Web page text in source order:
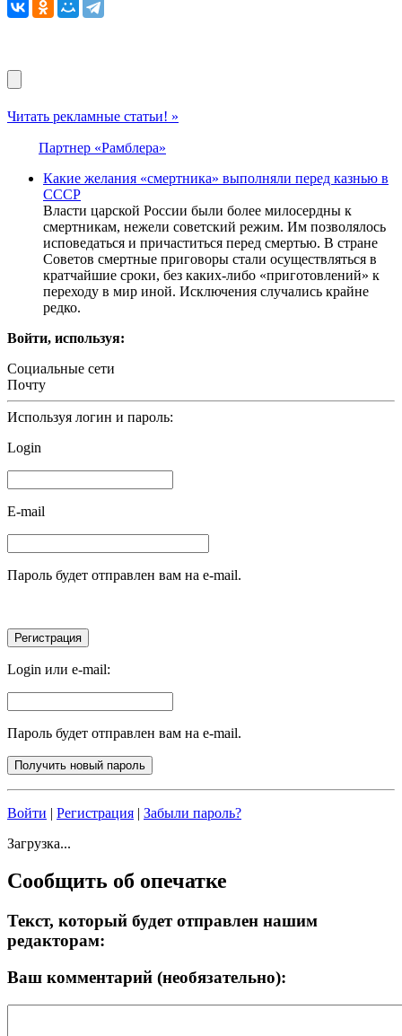
Читать рекламные статьи! »
Партнер «Рамблера»
Какие желания «смертника» выполняли перед казнью в
СССР
Власти царской России были более милосердны к
смертникам, нежели советский режим. Им позволялось
исповедаться и причаститься перед смертью. В стране
Советов смертные приговоры стали осуществляться в
кратчайшие сроки, без каких-либо «приготовлений» к
переходу в мир иной. Исключения случались крайне
редко.
Войти, используя:
Социальные сети
Почту
Используя логин и пароль:
Login
E-mail
Пароль будет отправлен вам на e-mail.
Login или e-mail:
Пароль будет отправлен вам на e-mail.
Войти | Регистрация | Забыли пароль?
Загрузка...
Сообщить об опечатке
Текст, который будет отправлен нашим
редакторам:
Ваш комментарий (необязательно):